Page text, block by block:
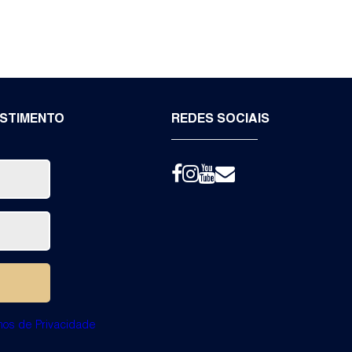
de Privacidade
REDES SOCIAIS